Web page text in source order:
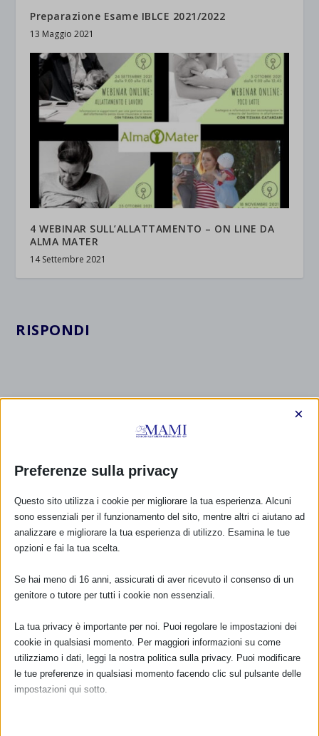
Preparazione Esame IBLCE 2021/2022
13 Maggio 2021
4 WEBINAR SULL’ALLATTAMENTO – ON LINE DA
ALMA MATER
14 Settembre 2021
RISPONDI
Preferenze sulla privacy
×
Questo sito utilizza i cookie per migliorare la tua esperienza. Alcuni
sono essenziali per il funzionamento del sito, mentre altri ci aiutano ad
analizzare e migliorare la tua esperienza di utilizzo. Esamina le tue
opzioni e fai la tua scelta.
Se hai meno di 16 anni, assicurati di aver ricevuto il consenso di un
genitore o tutore per tutti i cookie non essenziali.
La tua privacy è importante per noi. Puoi regolare le impostazioni dei
cookie in qualsiasi momento. Per maggiori informazioni su come
utilizziamo i dati, leggi la nostra politica sulla privacy. Puoi modificare
le tue preferenze in qualsiasi momento facendo clic sul pulsante delle
impostazioni qui sotto.